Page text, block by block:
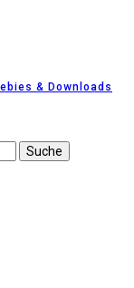
& Downloads